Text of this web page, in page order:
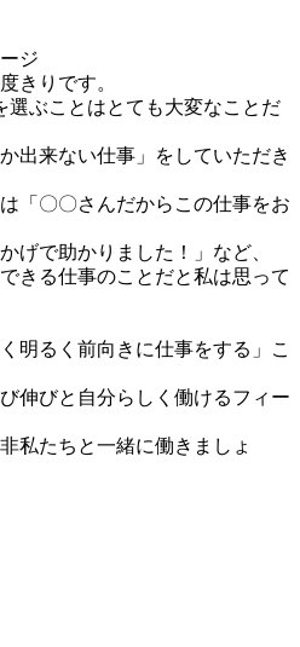
ジ
きりです。
選ぶことはとても大変なことだ
出来ない仕事」をしていただき
「〇〇さんだからこの仕事をお
げで助かりました！」など、
きる仕事のことだと私は思って
明るく前向きに仕事をする」こ
伸びと自分らしく働けるフィー
私たちと一緒に働きましょ